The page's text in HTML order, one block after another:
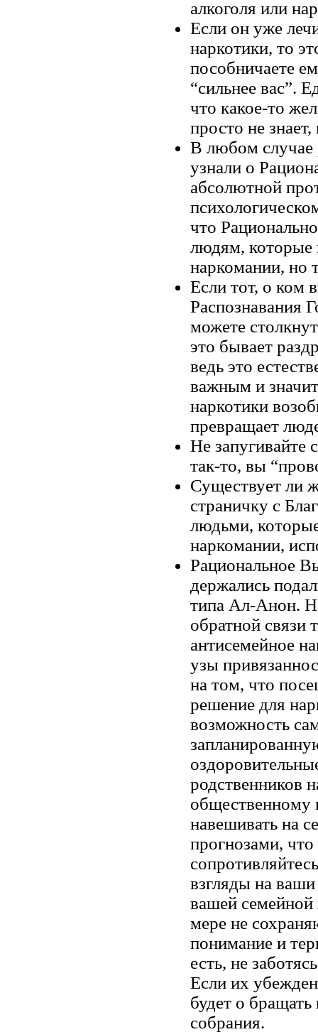
алкоголя или
Если он уже
наркотики, то
пособничаете
“сильнее вас”.
что какое-то
просто не знает,
В любом случае
узнали о
абсолютной
что
людям, которые
наркомании, но
Если тот, о ком
Распознавания
можете
это бывает
ведь это
важным и
наркотики
превращает
Не запугивайте
так-то, вы
Существует ли
страничку с
людьми,
наркомании,
Рациональное
держались
типа Ал-Анон.
обратной связи
антисемейное
узы
на том, что
решение для
возможность
родственников
общественному
навешивать на
прогнозами,
взгляды на
вашей
мере не
понимание и
есть, не
Если их
будет о
собрания.